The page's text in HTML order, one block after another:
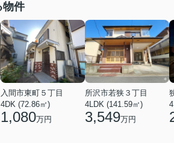
物件
入間市東町５丁目
4DK (72.86㎡)
1,080万円
所沢市若狭３丁目
4LDK (141.59㎡)
3,549万円